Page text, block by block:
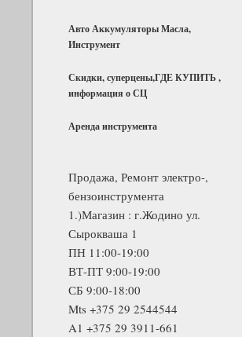
Авто Аккумуляторы Масла,
Инструмент
Скидки, суперцены,ГДЕ КУПИТЬ ,
информация о СЦ
Аренда инструмента
Продажа, Ремонт электро-,
бензоинструмента
1.)Магазин : г.Жодино ул.
Сырокваша 1
ПН 11:00-19:00
ВТ-ПТ 9:00-19:00
СБ 9:00-18:00
Mts +375 29 2544544
A1 +375 29 3911-661